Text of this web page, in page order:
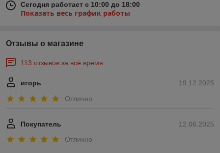
Сегодня работает с 10:00 до 18:00
Показать весь график работы
Отзывы о магазине
113 отзывов за всё время
19.12.2025
игорь
Отлично
12.06.2025
Покупатель
Отлично